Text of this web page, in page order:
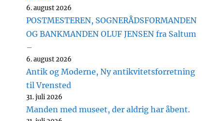
6. august 2026
POSTMESTEREN, SOGNERÅDSFORMANDEN
OG BANKMANDEN OLUF JENSEN fra Saltum
–
6. august 2026
Antik og Moderne, Ny antikvitetsforretning
til Vrensted
31. juli 2026
Manden med museet, der aldrig har åbent.